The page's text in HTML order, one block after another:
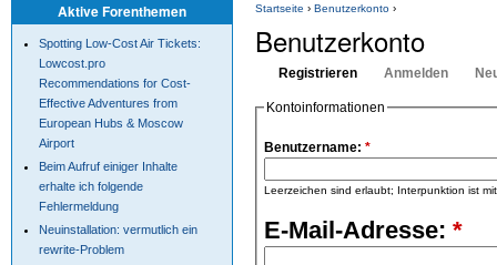
Startseite › Benutzerkonto ›
Benutzerkonto
Registrieren Anmelden
Kontoinformationen
Benutzername: *
Leerzeichen sind erlaubt; Interpunktion ist
E-Mail-Adresse: *
Aktive Forenthemen
Spotting Low-Cost Air Tickets:
Lowcost.pro
Recommendations for Cost-
Effective Adventures from
European Hubs & Moscow
Airport
Beim Aufruf einiger Inhalte
erhalte ich folgende
Fehlermeldung
Neuinstallation: vermutlich ein
rewrite-Problem